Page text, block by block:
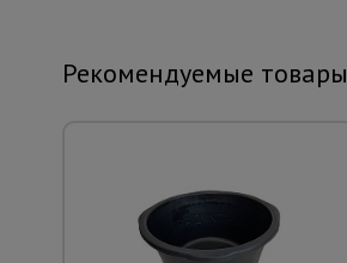
Рекомендуемые товары